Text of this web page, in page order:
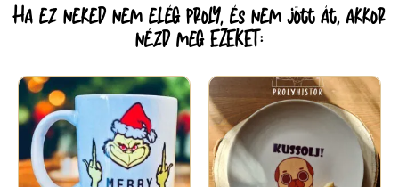
Ha ez neked nem elég proly, és nem jött át, akkor
nézd meg EZEKET: